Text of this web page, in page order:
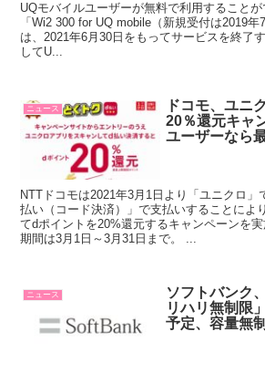
UQモバイルユーザーが無料で利用すること
「Wi2 300 for UQ mobile（新規受付は2019年
は、2021年6月30日をもってサービスを終了
してU...
ニュース
ドコモ、ユニ
20％還元キャ
ユーザーなら
NTTドコモは2021年3月1日より「ユニクロ」
払い（コード決済）」で支払いすることによ
てdポイントを20%還元するキャンペーンを
期間は3月1日～3月31日まで。 ...
ニュース
ソフトバンク
リハリ無制限
予定、容量無